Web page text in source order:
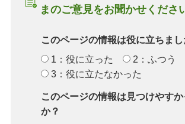
まのご意見をお聞かせくださ
このページの情報は役に立ちまし
1：役に立った
2：ふつう
3：役に立たなかった
このページの情報は見つけやす
か？